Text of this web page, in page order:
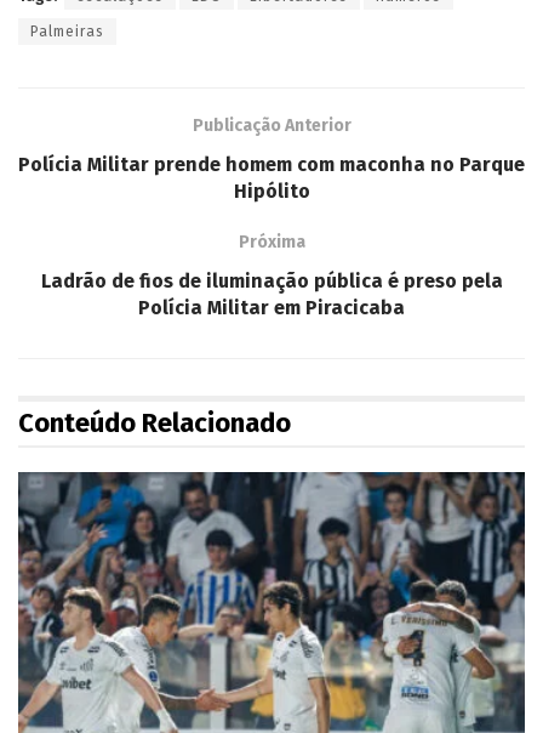
Palmeiras
Publicação Anterior
Polícia Militar prende homem com maconha no Parque
Hipólito
Próxima
Ladrão de fios de iluminação pública é preso pela
Polícia Militar em Piracicaba
Conteúdo Relacionado